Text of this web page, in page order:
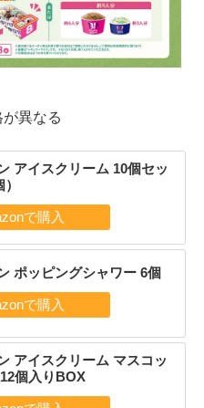
異なる
アイスクリーム 10個セッ
ポッピングシャワー 6個
アイスクリーム マスコッ
個入りBOX